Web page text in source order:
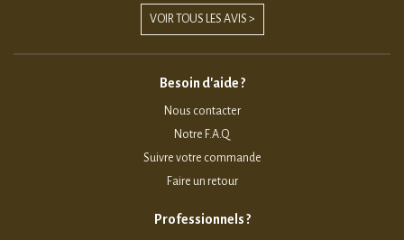
VOIR TOUS LES AVIS >
Besoin d'aide ?
Nous contacter
Notre F.A.Q
Suivre votre commande
Faire un retour
Professionnels ?